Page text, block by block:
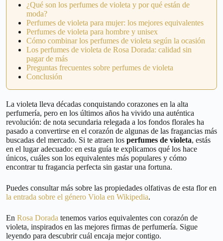
¿Qué son los perfumes de violeta y por qué están de
moda?
Perfumes de violeta para mujer: los mejores equivalentes
Perfumes de violeta para hombre y unisex
Cómo combinar los perfumes de violeta según la ocasión
Los perfumes de violeta de Rosa Dorada: calidad sin
pagar de más
Preguntas frecuentes sobre perfumes de violeta
Conclusión
La violeta lleva décadas conquistando corazones en la alta
perfumería, pero en los últimos años ha vivido una auténtica
revolución: de nota secundaria relegada a los fondos florales ha
pasado a convertirse en el corazón de algunas de las fragancias más
buscadas del mercado. Si te atraen los perfumes de violeta, estás
en el lugar adecuado: en esta guía te explicamos qué los hace
únicos, cuáles son los equivalentes más populares y cómo
encontrar tu fragancia perfecta sin gastar una fortuna.
Puedes consultar más sobre las propiedades olfativas de esta flor en
la entrada sobre el género Viola en Wikipedia.
En Rosa Dorada tenemos varios equivalentes con corazón de
violeta, inspirados en las mejores firmas de perfumería. Sigue
leyendo para descubrir cuál encaja mejor contigo.